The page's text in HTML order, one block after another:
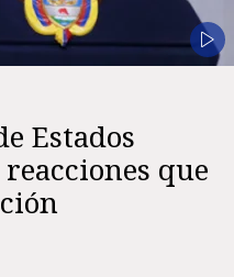
Estados
que